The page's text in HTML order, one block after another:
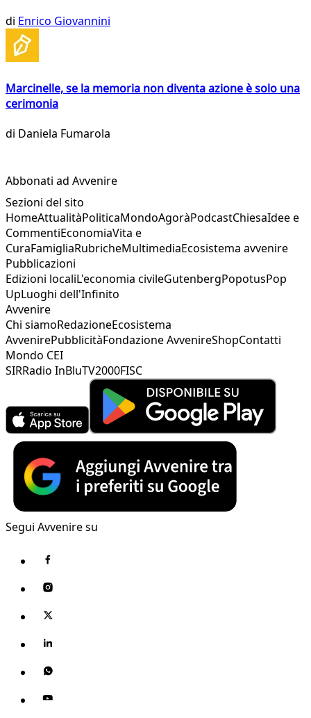
di Enrico Giovannini
Marcinelle, se la memoria non diventa azione è solo una
cerimonia
di Daniela Fumarola
Abbonati ad Avvenire
Sezioni del sito
HomeAttualitàPoliticaMondoAgoràPodcastChiesaIdee e
CommentiEconomiaVita e
CuraFamigliaRubricheMultimediaEcosistema avvenire
Pubblicazioni
Edizioni localiL'economia civileGutenbergPopotusPop
UpLuoghi dell'Infinito
Avvenire
Chi siamoRedazioneEcosistema
AvvenirePubblicitàFondazione AvvenireShopContatti
Mondo CEI
SIRRadio InBluTV2000FISC
Segui Avvenire su